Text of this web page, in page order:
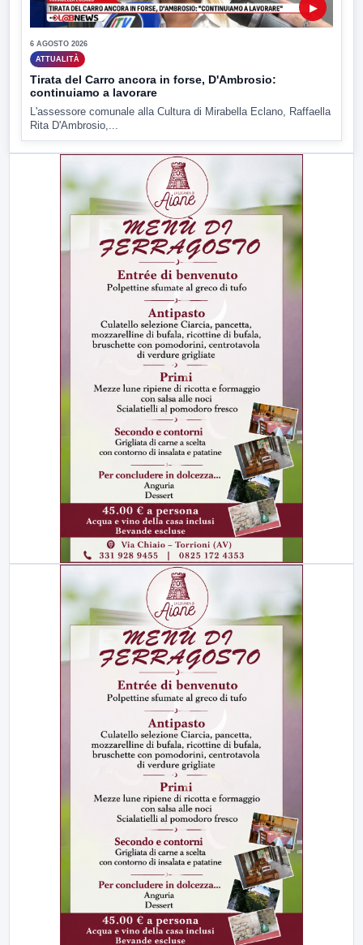
▶
6 AGOSTO 2026
ATTUALITÀ
Tirata del Carro ancora in forse, D'Ambrosio:
continuiamo a lavorare
L'assessore comunale alla Cultura di Mirabella Eclano, Raffaella
Rita D'Ambrosio,...